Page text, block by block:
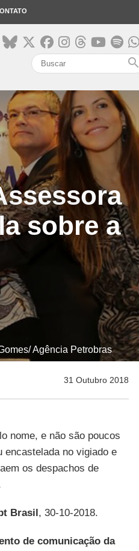
search
sobre a
Agência Petrobras
31 Outubro 2018
nome, e não são poucos
encastelada no vigiado e
os despachos de
Brasil, 30-10-2018.
de comunicação da